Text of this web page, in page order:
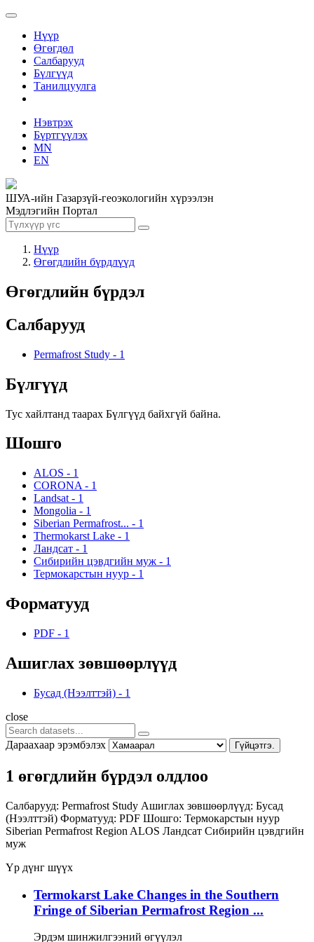
Нүүр
Өгөгдөл
Салбарууд
Бүлгүүд
Танилцуулга
Нэвтрэх
Бүртгүүлэх
MN
EN
ШУА-ийн Газарзүй-геоэкологийн хүрээлэн
Мэдлэгийн Портал
Нүүр
Өгөгдлийн бүрдлүүд
Өгөгдлийн бүрдэл
Салбарууд
Permafrost Study - 1
Бүлгүүд
Тус хайлтанд таарах Бүлгүүд байхгүй байна.
Шошго
ALOS - 1
CORONA - 1
Landsat - 1
Mongolia - 1
Siberian Permafrost... - 1
Thermokarst Lake - 1
Ландсат - 1
Сибирийн цэвдгийн муж - 1
Термокарстын нуур - 1
Форматууд
PDF - 1
Ашиглах зөвшөөрлүүд
Бусад (Нээлттэй) - 1
close
Дараахаар эрэмбэлэх Гүйцэтгэ.
1 өгөгдлийн бүрдэл олдлоо
Салбарууд: Permafrost Study Ашиглах зөвшөөрлүүд: Бусад
(Нээлттэй) Форматууд: PDF Шошго: Термокарстын нуур
Siberian Permafrost Region ALOS Ландсат Сибирийн цэвдгийн
муж
Үр дүнг шүүх
Termokarst Lake Changes in the Southern
Fringe of Siberian Permafrost Region ...
Эрдэм шинжилгээний өгүүлэл